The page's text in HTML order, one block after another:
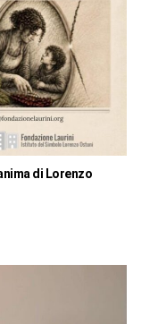
di Lorenzo